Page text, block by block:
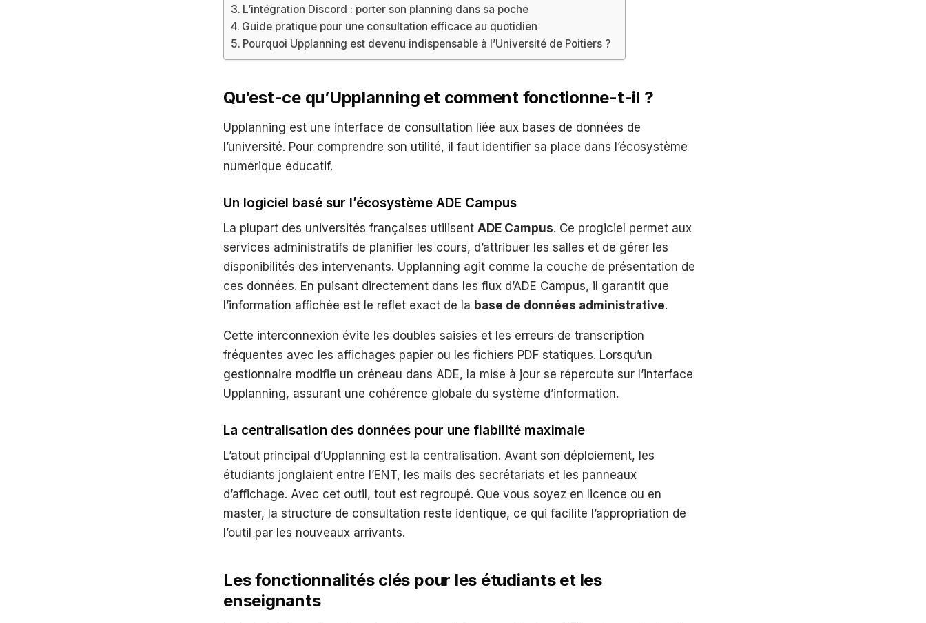
L’intégration Discord : porter son planning dans sa poche
Guide pratique pour une consultation efficace au quotidien
Pourquoi Upplanning est devenu indispensable à l’Université de Poitiers ?
Qu’est-ce qu’Upplanning et comment fonctionne-t-il ?
Upplanning est une interface de consultation liée aux bases de données de
l’université. Pour comprendre son utilité, il faut identifier sa place dans l’écosystème
numérique éducatif.
Un logiciel basé sur l’écosystème ADE Campus
La plupart des universités françaises utilisent ADE Campus. Ce progiciel permet aux
services administratifs de planifier les cours, d’attribuer les salles et de gérer les
disponibilités des intervenants. Upplanning agit comme la couche de présentation de
ces données. En puisant directement dans les flux d’ADE Campus, il garantit que
l’information affichée est le reflet exact de la base de données administrative.
Cette interconnexion évite les doubles saisies et les erreurs de transcription
fréquentes avec les affichages papier ou les fichiers PDF statiques. Lorsqu’un
gestionnaire modifie un créneau dans ADE, la mise à jour se répercute sur l’interface
Upplanning, assurant une cohérence globale du système d’information.
La centralisation des données pour une fiabilité maximale
L’atout principal d’Upplanning est la centralisation. Avant son déploiement, les
étudiants jonglaient entre l’ENT, les mails des secrétariats et les panneaux
d’affichage. Avec cet outil, tout est regroupé. Que vous soyez en licence ou en
master, la structure de consultation reste identique, ce qui facilite l’appropriation de
l’outil par les nouveaux arrivants.
Les fonctionnalités clés pour les étudiants et les
enseignants